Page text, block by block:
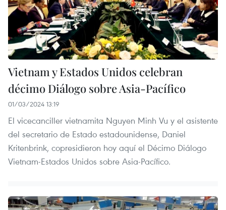
Vietnam y Estados Unidos celebran
décimo Diálogo sobre Asia-Pacífico
01/03/2024 13:19
El vicecanciller vietnamita Nguyen Minh Vu y el asistente
del secretario de Estado estadounidense, Daniel
Kritenbrink, copresidieron hoy aquí el Décimo Diálogo
Vietnam-Estados Unidos sobre Asia-Pacífico.